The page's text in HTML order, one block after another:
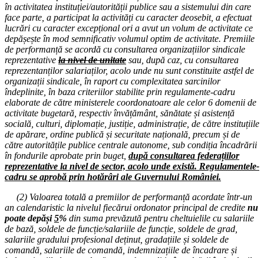
Consiliul de administrație al I.S.J. Hunedoara
17.11.2025
Consiliul de administrație al I.S.J. Hunedoara
10.11.2025
Consiliul de administrație al I.S.J. Hunedoara
03.11.2025
Consiliul de administrație al I.S.J. Hunedoara
29.10.2025
„STOP AUSTERITĂȚII!” Miting de protest
13.10.2025
Consiliul de administrație al I.S.J. Hunedoara
„Cupa Educatorului” 2025
08.10.2025
Consiliul Liderilor S.I.P. Județul Hunedoara
08.10.2025
în activitatea instituției/autorității publice sau a sistemului din care
face parte, a participat la activități cu caracter deosebit, a efectuat
lucrări cu caracter excepțional ori a avut un volum de activitate ce
depășește în mod semnificativ volumul optim de activitate. Premiile
de performanță se acordă cu consultarea organizațiilor sindicale
reprezentative la nivel de unitate sau, după caz, cu consultarea
reprezentanților salariaților, acolo unde nu sunt constituite astfel de
organizații sindicale, în raport cu complexitatea sarcinilor
îndeplinite, în baza criteriilor stabilite prin regulamente-cadru
elaborate de către ministerele coordonatoare ale celor 6 domenii de
activitate bugetară, respectiv învățământ, sănătate și asistență
socială, culturi, diplomație, justiție, administrație, de către instituțiile
de apărare, ordine publică și securitate națională, precum și de
către autoritățile publice centrale autonome, sub condiția încadrării
în fondurile aprobate prin buget, după consultarea federațiilor
reprezentative la nivel de sector, acolo unde există. Regulamentele-
cadru se aprobă prin hotărâri ale Guvernului României.
(2) Valoarea totală a premiilor de performanță acordate într-un
an calendaristic la nivelul fiecărui ordonator principal de credite nu
poate depăși5% din suma prevăzută pentru cheltuielile cu salariile
de bază, soldele de funcție/salariile de funcție, soldele de grad,
salariile gradului profesional deținut, gradațiile și soldele de
comandă, salariile de comandă, indemnizațiile de încadrare și